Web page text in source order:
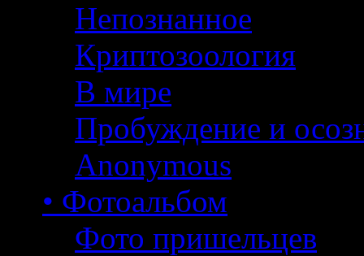
Непознанное
Криптозоология
В мире
Пробуждение и
Anonymous
• Фотоальбом
Фото пришельцев